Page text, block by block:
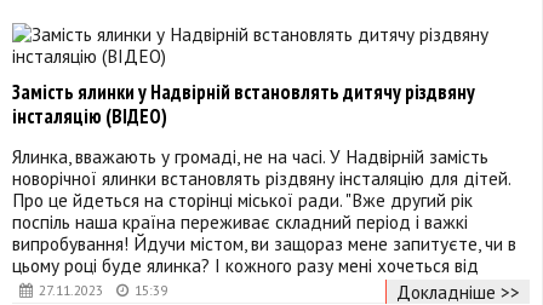
27.11.2023 15:39
Замість ялинки у Надвірній встановлять дитячу різдвяну
інсталяцію (ВІДЕО)
Ялинка, вважають у громаді, не на часі. У Надвірній замість
новорічної ялинки встановлять різдвяну інсталяцію для дітей.
Про це йдеться на сторінці міської ради. "Вже другий рік
поспіль наша країна переживає складний період і важкі
випробування! Йдучи містом, ви защораз мене запитуєте, чи в
цьому році буде ялинка? І кожного разу мені хочеться від
Докладніше >>